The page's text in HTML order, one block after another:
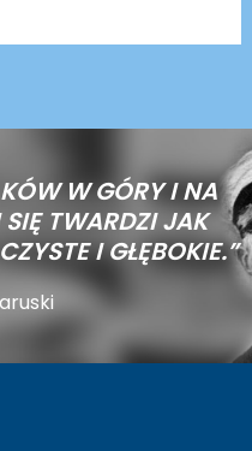
W GÓRY I NA
TWARDZI JAK
I GŁĘBOKIE.”